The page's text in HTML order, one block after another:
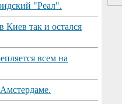
"Реал".
так и остался
всем на